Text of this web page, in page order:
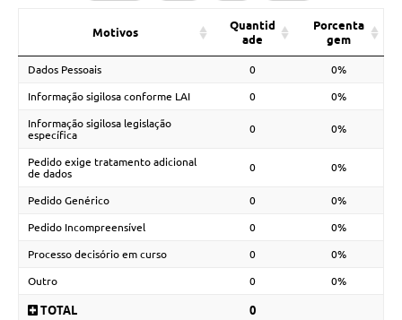
Motivos
Quantid
ade
Porcenta
gem
Dados Pessoais 0 0%
Informação sigilosa conforme LAI 0 0%
Informação sigilosa legislação
específica
0 0%
Pedido exige tratamento adicional
de dados
0 0%
Pedido Genérico 0 0%
Pedido Incompreensível 0 0%
Processo decisório em curso 0 0%
Outro 0 0%
TOTAL 0